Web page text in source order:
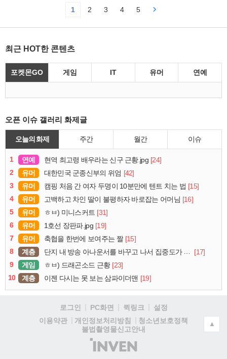
1 2 3 4 5
최근 HOT한 콘텐츠
포켓몬GO 게임 IT 유머 연예
오픈 이슈 갤러리 화제글
오늘의 화제 주간 월간 이슈
1 연예 현역 최고령 배우라는 신구 근황.jpg [24]
2
유머 대한민국 군종신부의 위엄 [42]
3
유머 캠핑 처음 간 여자 두명이 10분만에 텐트 치는 법 [15]
4
유머 고백하고 차인 딸이 불평하자 바로잡는 어머님 [16]
5
유머 ㅎㅂ) 미니스커트 [31]
6
유머 1호선 장판파.jpg [19]
7
유머 축협을 한번에 보여주는 짤 [15]
8
계층 단지 내 방송 아나운서를 바꾸고 나서 집중도가 확 올라갔다는 한 아파트의 안내방송
[17]
9
게임 ㅎㅂ) 드래곤소드 근황 [23]
10
계층 이젠 다시는 못 보는 삼파이더맨 [19]
로그인 PC화면 퀵링크
설정
이용약관
개인정보처리방침
청소년보호정책
불법촬영물신고안내
(주)
인
▲